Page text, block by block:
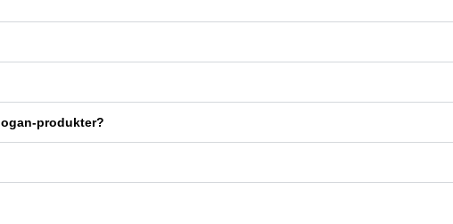
produkter?